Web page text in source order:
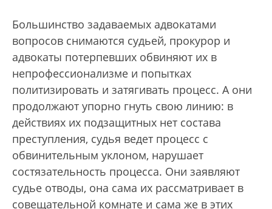
Большинство задаваемых адвокатами
вопросов снимаются судьей, прокурор и
адвокаты потерпевших обвиняют их в
непрофессионализме и попытках
политизировать и затягивать процесс. А они
продолжают упорно гнуть свою линию: в
действиях их подзащитных нет состава
преступления, судья ведет процесс с
обвинительным уклоном, нарушает
состязательность процесса. Они заявляют
судье отводы, она сама их рассматривает в
совещательной комнате и сама же в этих